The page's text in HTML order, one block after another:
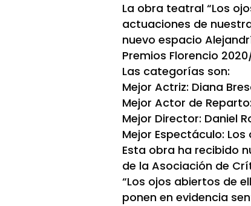
La obra teatral “Los
actuaciones de
nuevo espacio
Premios Florencio
Las categorías son:
Mejor Actriz: Diana
Mejor Actor de
Mejor Director: Daniel
Mejor Espectáculo:
Esta obra ha recibido
de la Asociación de
“Los ojos abiertos de
ponen en evidencia